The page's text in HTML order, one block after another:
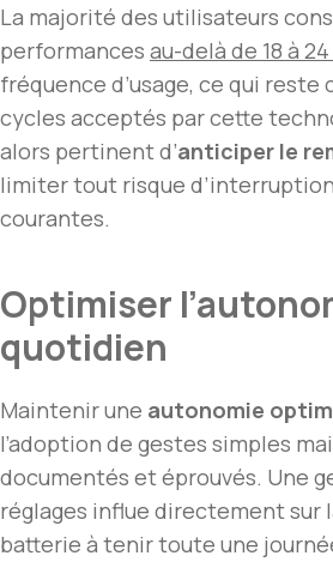
La majorité des utilisateurs
performances au-delà de 18 à
fréquence d’usage, ce qui reste
cycles acceptés par cette
alors pertinent d’anticiper le
limiter tout risque
courantes.
Optimiser
quotidien
Maintenir une autonomie
l’adoption de gestes simples
documentés et éprouvés. Une
réglages influe directement sur
batterie à tenir toute une